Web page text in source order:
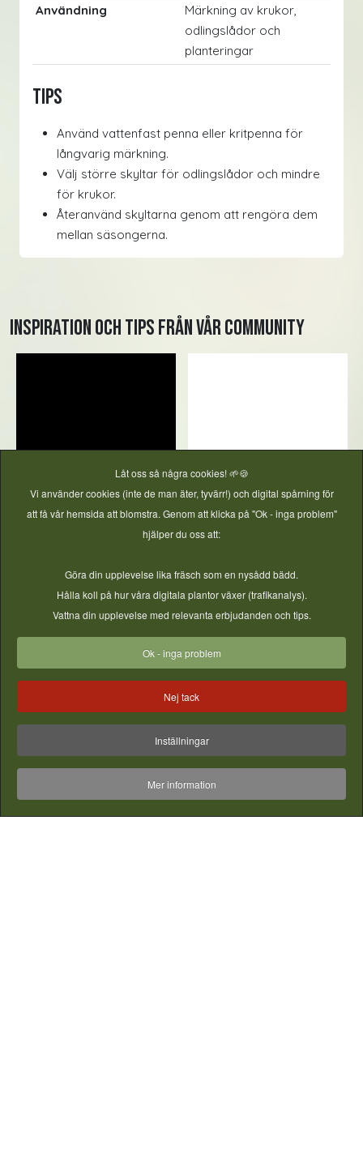
Användning
Märkning av krukor,
odlingslådor och
planteringar
Tips
Använd vattenfast penna eller kritpenna för
långvarig märkning.
Välj större skyltar för odlingslådor och mindre
för krukor.
Återanvänd skyltarna genom att rengöra dem
mellan säsongerna.
Inspiration och tips från vår community
Låt oss så några cookies! 🌱🍪
Vi använder cookies (inte de man äter, tyvärr!) och digital spårning för
att få vår hemsida att blomstra. Genom att klicka på "Ok - inga problem"
hjälper du oss att:
Göra din upplevelse lika fräsch som en nysådd bädd.
Hålla koll på hur våra digitala plantor växer (trafikanalys).
Vattna din upplevelse med relevanta erbjudanden och tips.
Ok - inga problem
Nej tack
Inställningar
Mer information